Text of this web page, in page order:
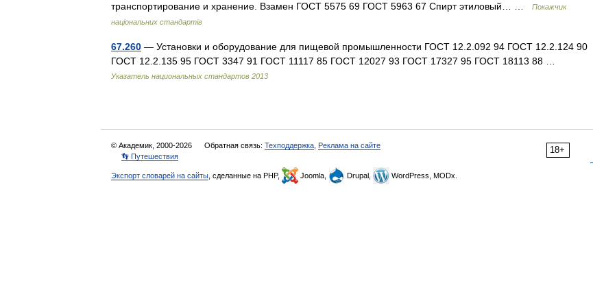
транспортирование и хранение. Взамен ГОСТ 5575 69 ГОСТ 5963 67 Спирт этиловый… …
Покажчик
національних стандартів
67.260 — Установки и оборудование для пищевой промышленности ГОСТ 12.2.092 94 ГОСТ 12.2.124 90
ГОСТ 12.2.135 95 ГОСТ 3347 91 ГОСТ 11117 85 ГОСТ 12027 93 ГОСТ 17327 95 ГОСТ 18113 88 …
Указатель национальных стандартов 2013
18+
© Академик, 2000-2026 Обратная связь: Техподдержка Реклама на сайте
👣 Путешествия
Экспорт словарей на сайты , сделанные на PHP, Joomla, Drupal, WordPress, MODx.